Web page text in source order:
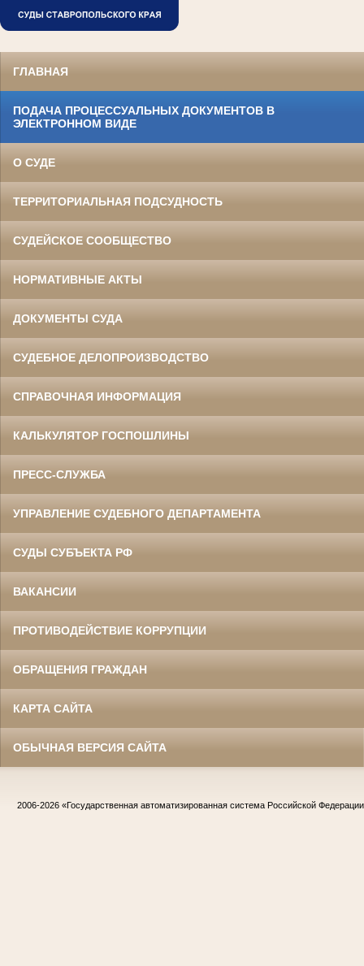
ГЛАВНАЯ
ПОДАЧА ПРОЦЕССУАЛЬНЫХ ДОКУМЕНТОВ В
ЭЛЕКТРОННОМ ВИДЕ
О СУДЕ
ТЕРРИТОРИАЛЬНАЯ ПОДСУДНОСТЬ
СУДЕЙСКОЕ СООБЩЕСТВО
НОРМАТИВНЫЕ АКТЫ
ДОКУМЕНТЫ СУДА
СУДЕБНОЕ ДЕЛОПРОИЗВОДСТВО
СПРАВОЧНАЯ ИНФОРМАЦИЯ
КАЛЬКУЛЯТОР ГОСПОШЛИНЫ
ПРЕСС-СЛУЖБА
УПРАВЛЕНИЕ СУДЕБНОГО ДЕПАРТАМЕНТА
СУДЫ СУБЪЕКТА РФ
ВАКАНСИИ
ПРОТИВОДЕЙСТВИЕ КОРРУПЦИИ
ОБРАЩЕНИЯ ГРАЖДАН
КАРТА САЙТА
ОБЫЧНАЯ ВЕРСИЯ САЙТА
2006-2026 «Государственная автоматизированная система Российской